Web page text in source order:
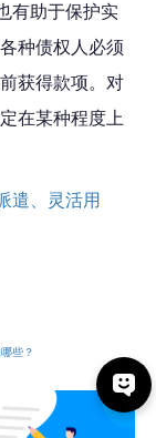
有助于保护实
种债权人必须
获得款项。对
在某种程度上
遣、灵活用
些？